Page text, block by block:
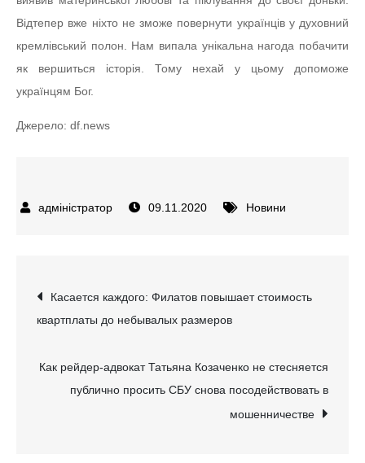
Відтепер вже ніхто не зможе повернути українців у духовний
кремлівський полон. Нам випала унікальна нагода побачити
як вершиться історія. Тому нехай у цьому допоможе
українцям Бог.
Джерело: df.news
09.11.2020 Новини
Навігація
записів
Касается каждого: Филатов повышает стоимость
квартплаты до небывалых размеров
Как рейдер-адвокат Татьяна Козаченко не стесняется
публично просить СБУ снова посодействовать в
мошенничестве